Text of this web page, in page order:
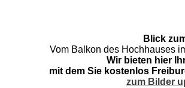
Blick
Vom Balkon des Hochhauses
Wir bieten hier
mit dem Sie kostenlos
zum Bilder